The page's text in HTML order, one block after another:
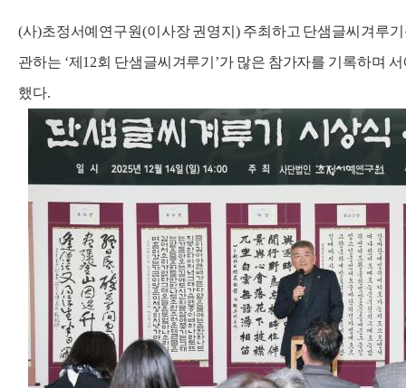
(사)초정서예연구원(이사장 권영지) 주최하고 단샘글씨겨루
관하는 ‘제12회 단샘글씨겨루기’가 많은 참가자를 기록하며
했다.